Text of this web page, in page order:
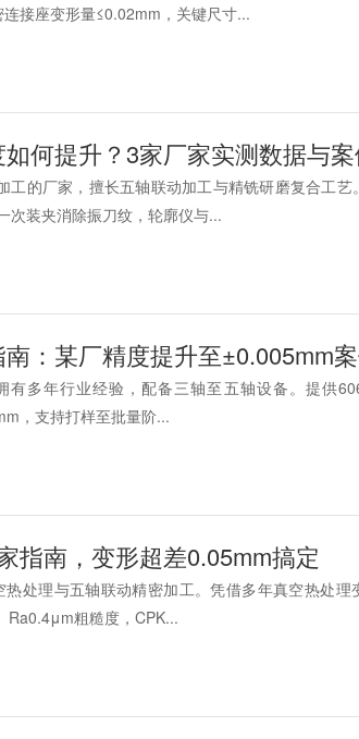
接座变形量≤0.02mm，关键尺寸...
何提升？3家厂家实测数据与
工的厂家，擅长五轴联动加工与精铣研磨复合工艺
次装夹消除振刀纹，轮廓仪与...
：某厂精度提升至±0.005mm
多年行业经验，配备三轴至五轴设备。提供
，支持打样至批量阶...
指南，变形超差0.05mm搞定
处理与五轴联动精密加工。凭借多年真空热处理
Ra0.4μm粗糙度，CPK...